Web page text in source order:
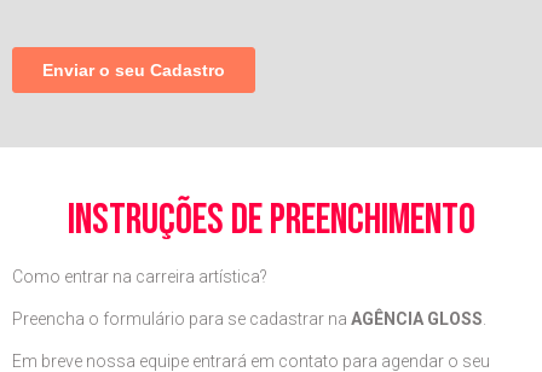
instruções de preenchimento
Como entrar na carreira artística?
Preencha o formulário para se cadastrar na AGÊNCIA GLOSS
Em breve nossa equipe entrará em contato para agendar o seu